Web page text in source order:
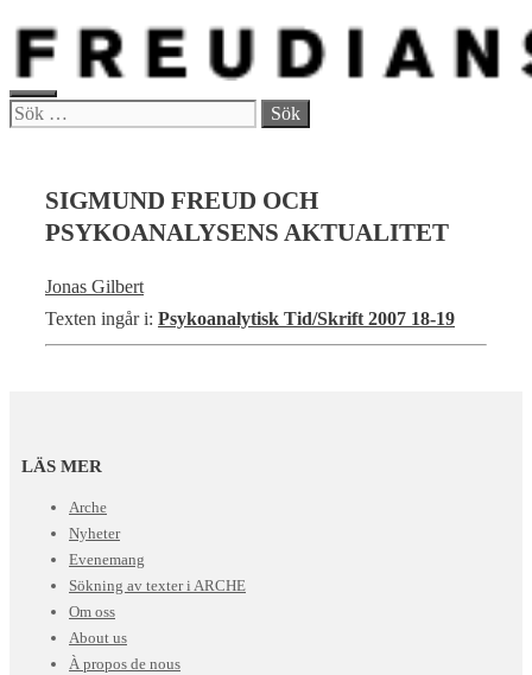
Hoppa
innehåll
MENY
Sök
SIGMUND FREUD OCH
PSYKOANALYSENS AKTUALITET
Jonas Gilbert
Texten ingår i: Psykoanalytisk Tid/Skrift 2007 18-19
LÄS MER
Arche
Nyheter
Evenemang
Sökning av texter i ARCHE
Om oss
About us
À propos de nous